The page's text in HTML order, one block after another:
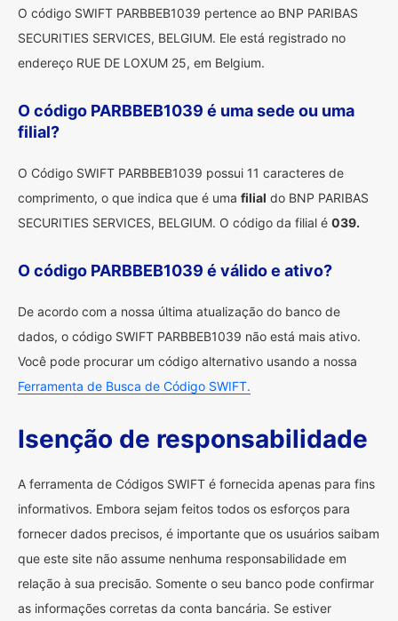
O código SWIFT PARBBEB1039 pertence ao BNP PARIBAS
SECURITIES SERVICES, BELGIUM. Ele está registrado no
endereço RUE DE LOXUM 25, em Belgium.
O código PARBBEB1039 é uma sede ou uma
filial?
O Código SWIFT PARBBEB1039 possui 11 caracteres de
comprimento, o que indica que é uma filial do BNP PARIBAS
SECURITIES SERVICES, BELGIUM. O código da filial é 039.
O código PARBBEB1039 é válido e ativo?
De acordo com a nossa última atualização do banco de
dados, o código SWIFT PARBBEB1039 não está mais ativo.
Você pode procurar um código alternativo usando a nossa
Ferramenta de Busca de Código SWIFT.
Isenção de responsabilidade
A ferramenta de Códigos SWIFT é fornecida apenas para fins
informativos. Embora sejam feitos todos os esforços para
fornecer dados precisos, é importante que os usuários saibam
que este site não assume nenhuma responsabilidade em
relação à sua precisão. Somente o seu banco pode confirmar
as informações corretas da conta bancária. Se estiver